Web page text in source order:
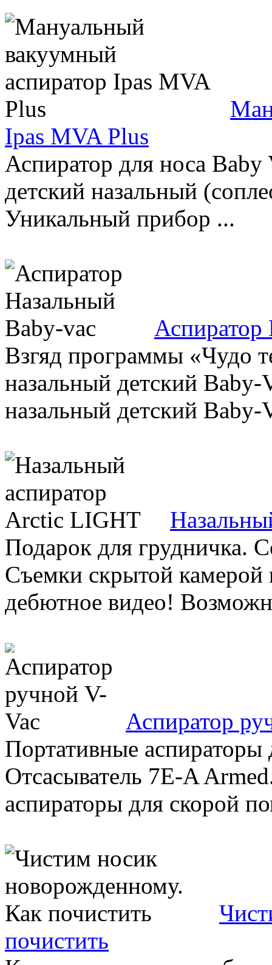
Ipas MVA Plus
Аспиратор для носа
детский назальный
Уникальный прибор ...
Аспиратор
Взгяд программы «Чудо
назальный детский
назальный детский Baby-
Подарок для грудничка.
Съемки скрытой камерой
дебютное видео!
Аспиратор
Портативные
Отсасыватель 7Е-A
аспираторы для скорой
почистить